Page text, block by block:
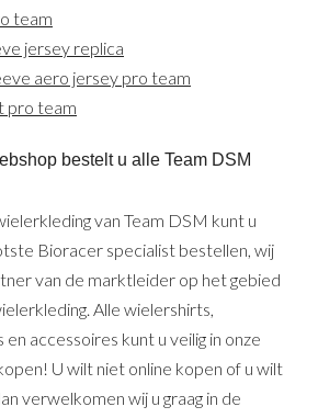
team
jersey replica
aero jersey pro team
pro team
bestelt u alle Team DSM
van Team DSM kunt u
Bioracer specialist bestellen, wij
van de marktleider op het gebied
Alle wielershirts,
accessoires kunt u veilig in onze
U wilt niet online kopen of u wilt
verwelkomen wij u graag in de